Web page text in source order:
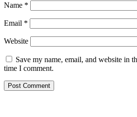
Name *
Email *
Website
Save my name, email, and website in
time I comment.